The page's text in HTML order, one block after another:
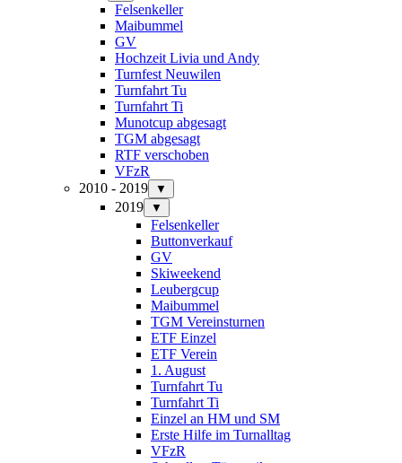
Felsenkeller
Maibummel
GV
Hochzeit Livia und Andy
Turnfest Neuwilen
Turnfahrt Tu
Turnfahrt Ti
Munotcup abgesagt
TGM abgesagt
RTF verschoben
VFzR
2010 - 2019
▼
2019 ▼
Felsenkeller
Buttonverkauf
GV
Skiweekend
Leubergcup
Maibummel
TGM Vereinsturnen
ETF Einzel
ETF Verein
1. August
Turnfahrt Tu
Turnfahrt Ti
Einzel an HM und SM
Erste Hilfe im Turnalltag
VFzR